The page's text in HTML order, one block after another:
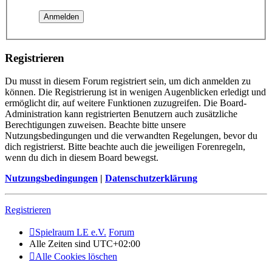
Registrieren
Du musst in diesem Forum registriert sein, um dich anmelden zu
können. Die Registrierung ist in wenigen Augenblicken erledigt und
ermöglicht dir, auf weitere Funktionen zuzugreifen. Die Board-
Administration kann registrierten Benutzern auch zusätzliche
Berechtigungen zuweisen. Beachte bitte unsere
Nutzungsbedingungen und die verwandten Regelungen, bevor du
dich registrierst. Bitte beachte auch die jeweiligen Forenregeln,
wenn du dich in diesem Board bewegst.
Nutzungsbedingungen | Datenschutzerklärung
Registrieren
Spielraum LE e.V. Forum
Alle Zeiten sind UTC+02:00
Alle Cookies löschen